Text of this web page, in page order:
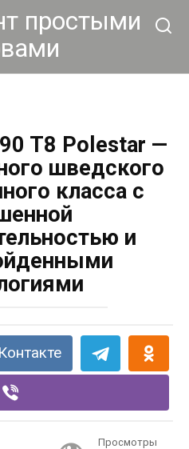
простыми
T8 Polestar —
шведского
класса с
и
Просмотры